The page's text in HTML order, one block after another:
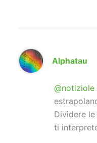
Alphatau
@notiziole
Dividere
ti